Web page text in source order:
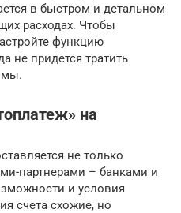
в быстром и детальном
расходах. Чтобы
функцию
не придется тратить
на
не только
партнерами – банками и
и условия
счета схожие, но